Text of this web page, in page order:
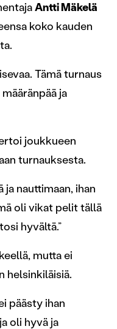
Antti Mäkelä
koko kauden
Tämä turnaus
ja
joukkueen
turnauksesta.
ja nauttimaan, ihan
oli vikat pelit tällä
hyvältä.”
mutta ei
helsinkiläisiä.
päästy ihan
oli hyvä ja